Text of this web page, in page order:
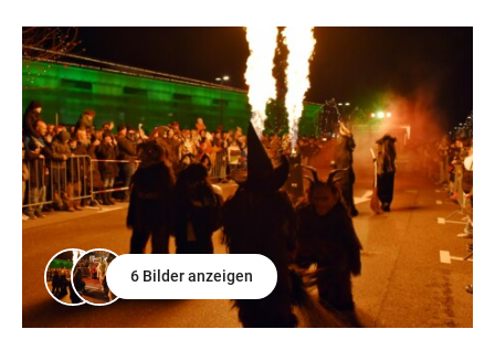
6 Bilder anzeigen